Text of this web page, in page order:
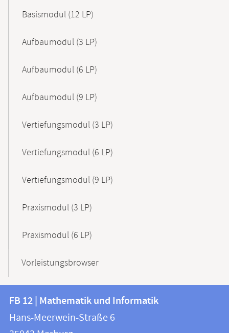
Basismodul (12 LP)
Aufbaumodul (3 LP)
Aufbaumodul (6 LP)
Aufbaumodul (9 LP)
Vertiefungsmodul (3 LP)
Vertiefungsmodul (6 LP)
Vertiefungsmodul (9 LP)
Praxismodul (3 LP)
Praxismodul (6 LP)
Vorleistungsbrowser
Kontakt
und
FB
12
FB 12 | Mathematik und Informatik
Hans-Meerwein-Straße 6